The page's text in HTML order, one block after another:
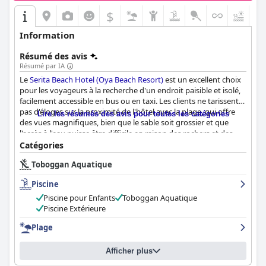
$
Information
Résumé des avis
Résumé par IA
LeSerita Beach Hotel (Oya Beach Resort)est un excellent choix
pour les voyageurs à la recherche d'un endroit paisible et isolé,
facilement accessible en bus ou en taxi. Les clients ne tarissent
pas d'éloges sur la proximité de l'hôtel avec la plage, qui offre
des vues magnifiques, bien que le sable soit grossier et que
l'accès à l'eau puisse être difficile en raison des rochers et des
algues. La restauration de l'hôtel reçoit des critiques positives,
en particulier le petit déjeuner, qui offre une bonne variété et
des options pour tous. L'offre de restauration tout compris
pourrait être améliorée en proposant plus de variété et de
boissons non alcoolisées au déjeuner et au dîner, mais le
personnel est sympathique et arrangeant, ce qui rend
l'expérience agréable. Les chambres de l'hôtel sont bien
problèmes d'équipements obsolètes et de bruit, le personnel
s'est montré serviable et arrangeant. L'hôtel est réputé pour ses
conditions d'hygiène, l'amabilité de son personnel et son
professionnalisme. La piscine est également un point fort pour
Lire les résumés des avis pour toutes les catégories
Catégories
Toboggan Aquatique
Piscine
Piscine pour Enfants
Toboggan Aquatique
Piscine Extérieure
Plage
Afficher plus